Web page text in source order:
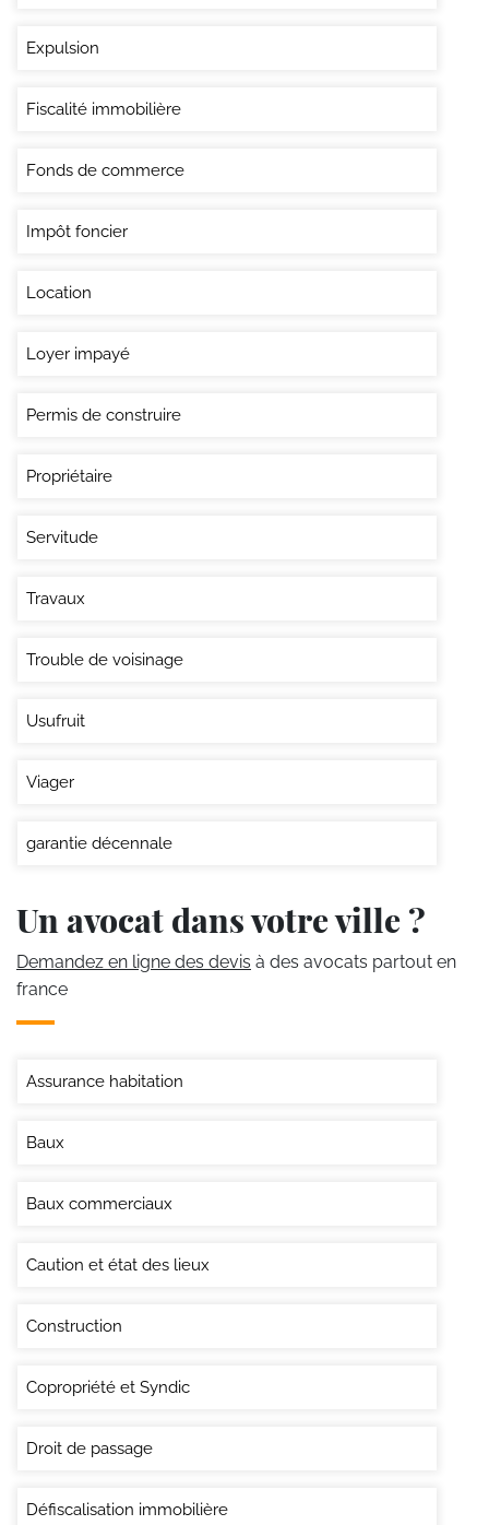
Expulsion
Fiscalité immobilière
Fonds de commerce
Impôt foncier
Location
Loyer impayé
Permis de construire
Propriétaire
Servitude
Travaux
Trouble de voisinage
Usufruit
Viager
garantie décennale
Un avocat dans votre ville ?
Demandez en ligne des devis à des avocats partout en
france
Assurance habitation
Baux
Baux commerciaux
Caution et état des lieux
Construction
Copropriété et Syndic
Droit de passage
Défiscalisation immobilière